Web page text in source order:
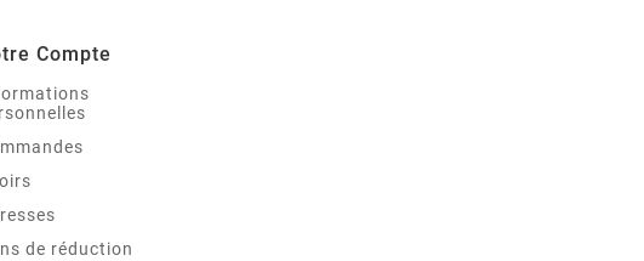
Compte
de réduction